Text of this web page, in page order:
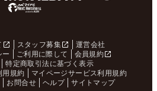
スタッフ募集
運営会社
ー
ご利用に際して
会員規約
特定商取引法に基づく表示
用規約
マイページサービス利用規約
お問合せ ヘルプ サイトマップ